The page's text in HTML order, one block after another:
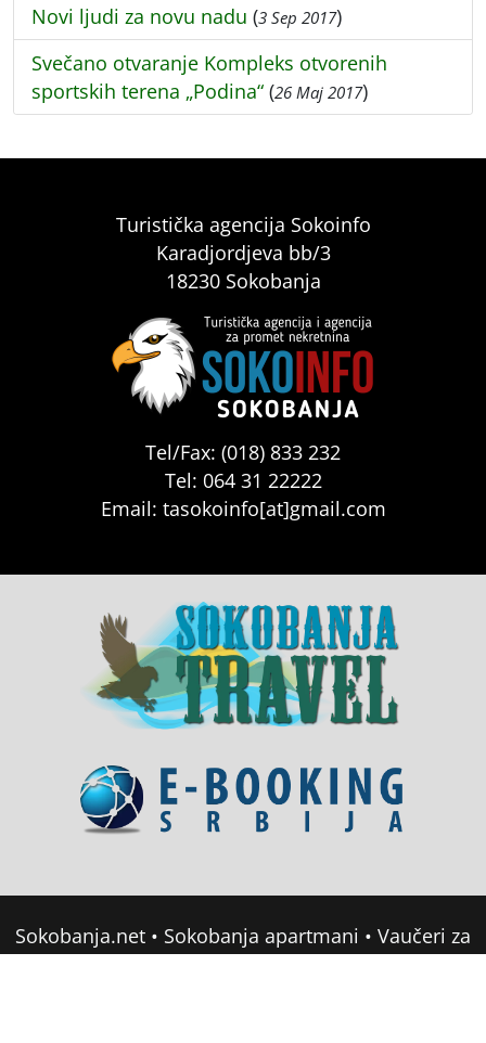
Novi ljudi za novu nadu (3 Sep 2017)
Svečano otvaranje Kompleks otvorenih
sportskih terena „Podina“ (26 Maj 2017)
Turistička agencija Sokoinfo
Karadjordjeva bb/3
18230 Sokobanja
Tel/Fax: (018) 833 232
Tel: 064 31 22222
Email: tasokoinfo[at]gmail.com
Sokobanja.net • Sokobanja apartmani • Vaučeri za